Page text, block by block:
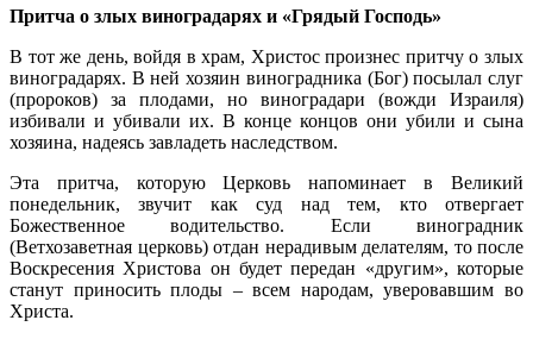
Притча о злых виноградарях и «Грядый Господь»
В тот же день, войдя в храм, Христос произнес притчу о злых
виноградарях. В ней хозяин виноградника (Бог) посылал слуг
(пророков) за плодами, но виноградари (вожди Израиля)
избивали и убивали их. В конце концов они убили и сына
хозяина, надеясь завладеть наследством.
Эта притча, которую Церковь напоминает в Великий
понедельник, звучит как суд над тем, кто отвергает
Божественное водительство. Если виноградник
(Ветхозаветная церковь) отдан нерадивым делателям, то после
Воскресения Христова он будет передан «другим», которые
станут приносить плоды – всем народам, уверовавшим во
Христа.